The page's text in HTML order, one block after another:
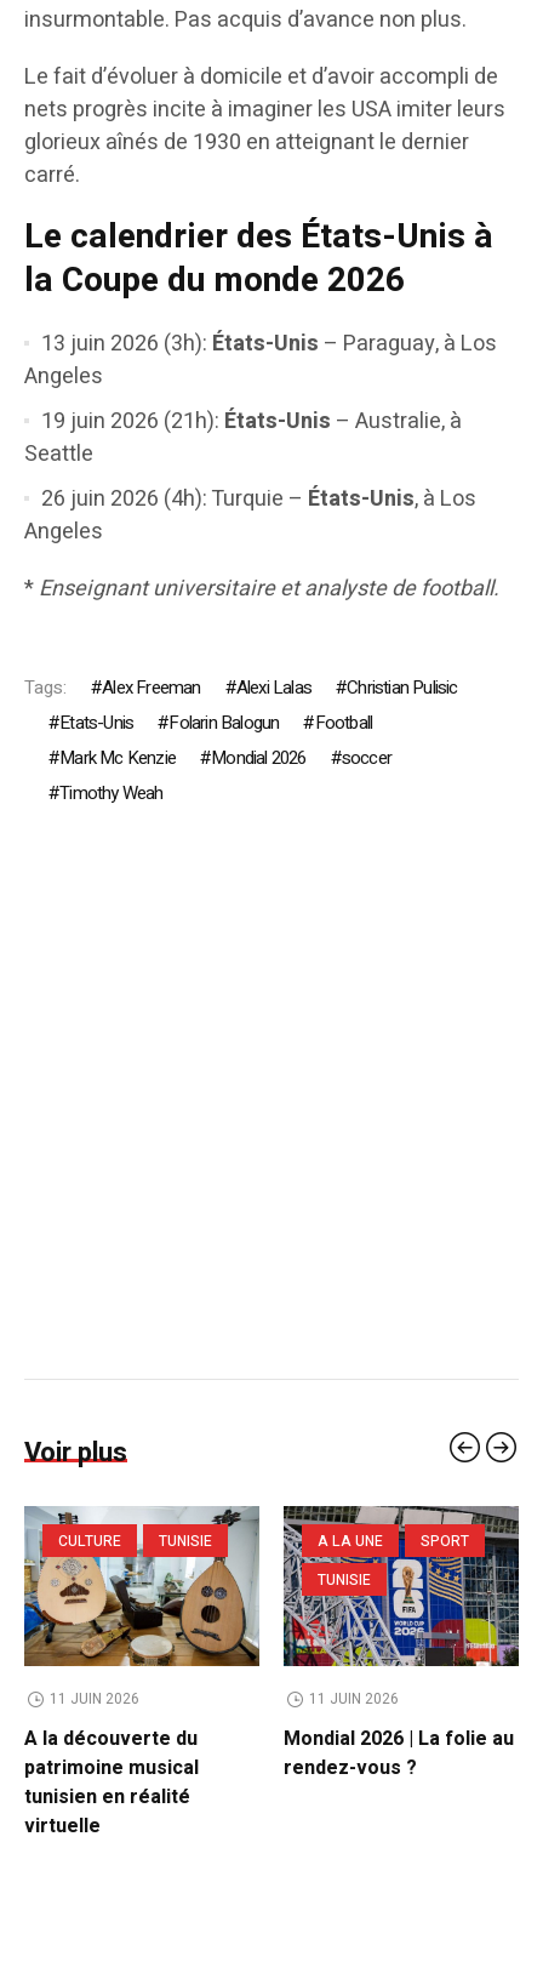
insurmontable. Pas acquis d’avance non plus.
Le fait d’évoluer à domicile et d’avoir accompli de
nets progrès incite à imaginer les USA imiter leurs
glorieux aînés de 1930 en atteignant le dernier
carré.
Le calendrier des États-Unis à
la Coupe du monde 2026
13 juin 2026 (3h): États-Unis – Paraguay, à Los
Angeles
19 juin 2026 (21h): États-Unis – Australie, à
Seattle
26 juin 2026 (4h): Turquie – États-Unis, à Los
Angeles
*Enseignant universitaire et analyste de football.
Tags: Alex Freeman Alexi Lalas
Christian Pulisic
Etats-Unis
Folarin Balogun
Football
Mark Mc Kenzie
Mondial 2026
soccer
Timothy Weah
Voir plus
CULTURE TUNISIE
11 JUIN 2026
A la découverte du
patrimoine musical
tunisien en réalité
virtuelle
A LA UNE
SPORT
TUNISIE
11 JUIN 2026
Mondial 2026 | La folie au
rendez-vous ?